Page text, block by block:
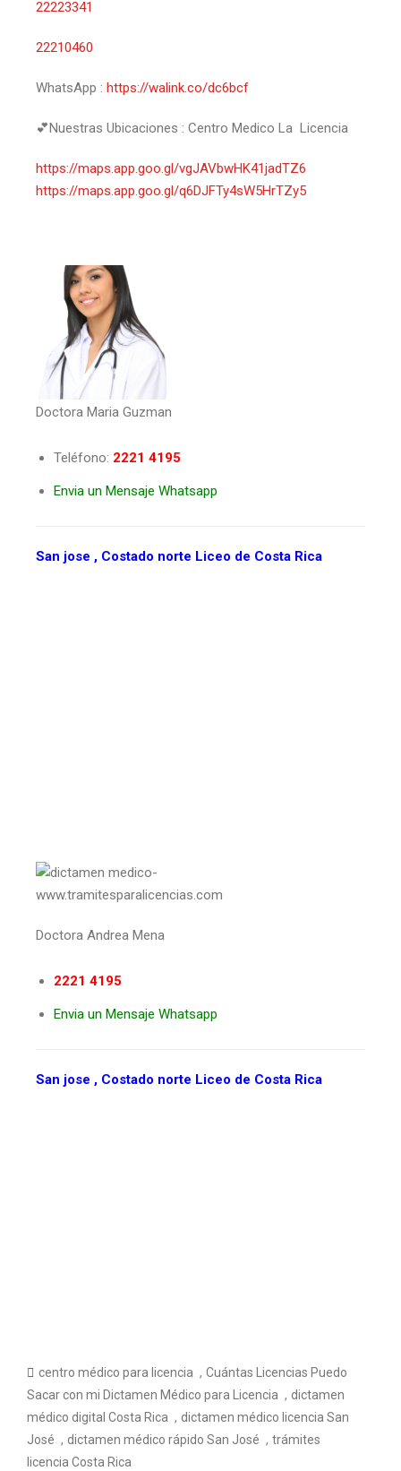
22223341
22210460
WhatsApp : https://walink.co/dc6bcf
💕Nuestras Ubicaciones : Centro Medico La Licencia
https://maps.app.goo.gl/vgJAVbwHK41jadTZ6
https://maps.app.goo.gl/q6DJFTy4sW5HrTZy5
Doctora Maria Guzman
Teléfono: 2221 4195
Envia un Mensaje Whatsapp
San jose , Costado norte Liceo de Costa Rica
Doctora Andrea Mena
2221 4195
Envia un Mensaje Whatsapp
San jose , Costado norte Liceo de Costa Rica
centro médico para licencia , Cuántas Licencias Puedo
Sacar con mi Dictamen Médico para Licencia , dictamen
médico digital Costa Rica , dictamen médico licencia San
José , dictamen médico rápido San José , trámites
licencia Costa Rica